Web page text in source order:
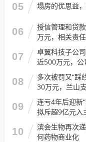
05 塌房的优思益
06
授信管理和贷
万元，相关责
07
卓翼科技子公
近500万元，
08
多次被罚又“踩
30万元，兰山
09
连亏4年后迎新
拟斥超9亿元入
10
滨会生物再次
何药物商业化